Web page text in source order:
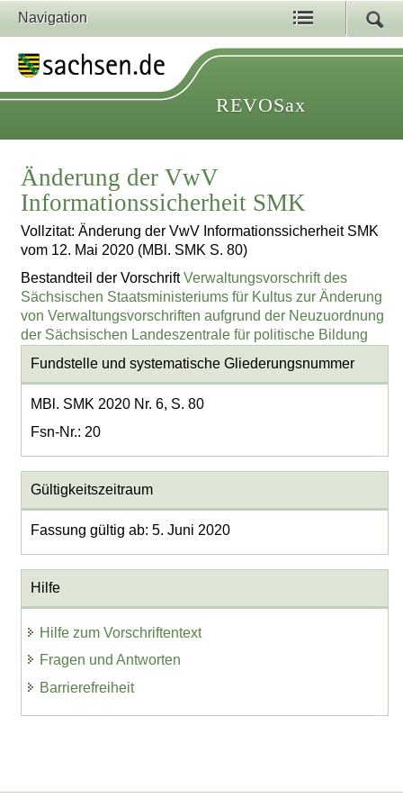
Navigation
REVOSax
Änderung der VwV
Informationssicherheit SMK
Vollzitat: Änderung der VwV Informationssicherheit SMK
vom 12. Mai 2020 (MBl. SMK S. 80)
Bestandteil der VorschriftVerwaltungsvorschrift des
Sächsischen Staatsministeriums für Kultus zur Änderung
von Verwaltungsvorschriften aufgrund der Neuzuordnung
der Sächsischen Landeszentrale für politische Bildung
Fundstelle und systematische Gliederungsnummer
MBl. SMK 2020 Nr. 6, S. 80
Fsn-Nr.: 20
Gültigkeitszeitraum
Fassung gültig ab: 5. Juni 2020
Hilfe
Hilfe zum Vorschriftentext
Fragen und Antworten
Barrierefreiheit